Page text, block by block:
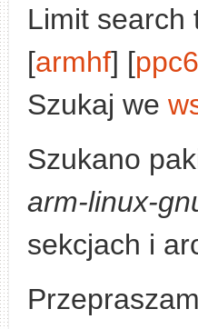
Limit search
[armhf] [
Szukaj we
Szukano
arm-linux-
sekcjach i